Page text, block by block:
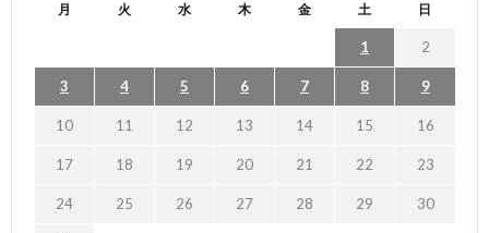
月 火 水 木 金 土 日
1 2
3 4 5 6 7 8 9
10 11 12 13 14 15 16
17 18 19 20 21 22 23
24 25 26 27 28 29 30